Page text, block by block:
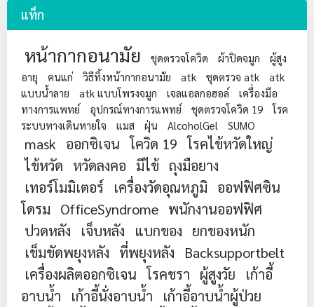
แท็ก
หน้ากากอนามัย ชุดตรวจโควิด ผ้าปิดจมูก
ผู้สูง
อายุ
คนแก่ วิธีทิ้งหน้ากากอนามัย atk ชุดตรวจ atk
atk
แบบน้ำลาย
atk แบบโพรงจมูก เจลแอลกอฮอล์
เครื่องมือ
ทางการแพทย์
อุปกรณ์ทางการแพทย์ ชุดตรวจโควิด 19
โรค
ระบบทางเดินหายใจ
แมส ฝุ่น AlcoholGel SUMO
mask ออกซิเจน โควิด 19 โรคไข้หวัดใหญ่
ไข้หวัด
หวัดลงคอ มีไข้ ถุงมือยาง
เทอร์โมมิเตอร์
เครื่องวัดอุณหภูมิ
ออฟฟิศซิน
โดรม
OfficeSyndrome พนักงานออฟฟิศ
ปวดหลัง
เจ็บหลัง แบกของ
ยกของหนัก
เข็มขัดพยุงหลัง
ที่พยุงหลัง
Backsupportbelt
เครื่องผลิตออกซิเจน โรคชรา ผู้สูงวัย
เก้าอี้
อาบน้ำ
เก้าอี้นั่งอาบน้ำ
เก้าอี้อาบน้ำผู้ป่วย